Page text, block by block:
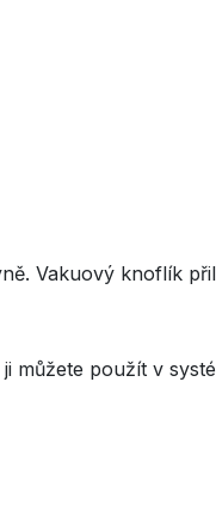
Vakuový knoflík
můžete použít v